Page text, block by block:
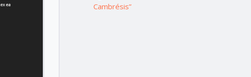
Cambrésis”